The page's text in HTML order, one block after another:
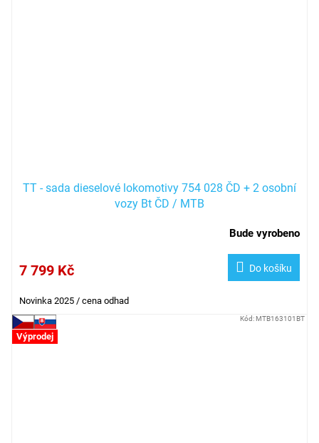
TT - sada dieselové lokomotivy 754 028 ČD + 2 osobní
vozy Bt ČD / MTB
Bude vyrobeno
7 799 Kč Do košíku
Novinka 2025 / cena odhad
Výprodej
Kód:MTB163101BT